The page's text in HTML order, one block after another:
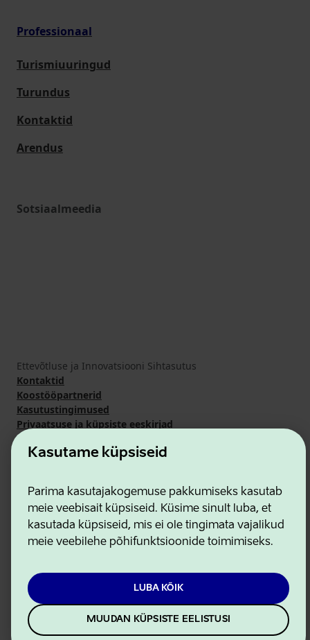
Kasutame küpsiseid
Parima kasutajakogemuse pakkumiseks kasutab
meie veebisait küpsiseid. Küsime sinult luba, et
kasutada küpsiseid, mis ei ole tingimata vajalikud
meie veebilehe põhifunktsioonide toimimiseks.
LUBA KÕIK
MUUDAN KÜPSISTE EELISTUSI
Professionaal
Turismiuuringud
Turundus
Kontaktid
Arendus
Sotsiaalmeedia
Ettevõtluse ja Innovatsiooni Sihtasutus
Kontaktid
Koostööpartnerid
Kasutustingimused
Privaatsuse ja küpsiste eeskirjad